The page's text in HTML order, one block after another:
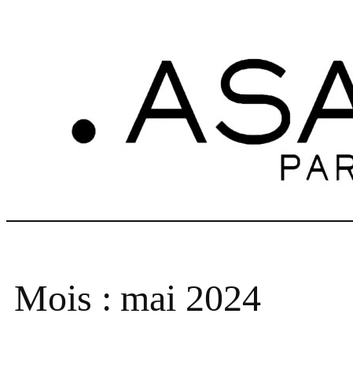
Mois : mai 2024